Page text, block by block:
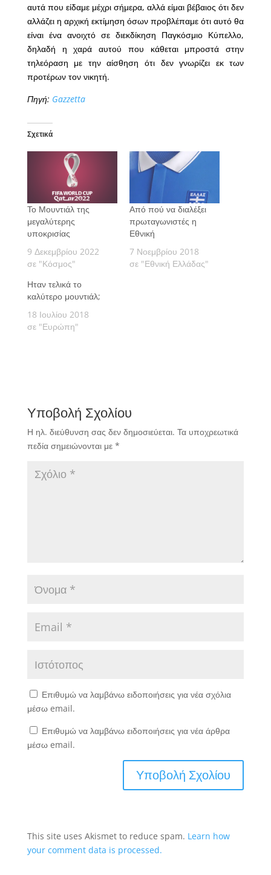
αυτά που είδαμε μέχρι σήμερα, αλλά είμαι βέβαιος ότι δεν
αλλάζει η αρχική εκτίμηση όσων προβλέπαμε ότι αυτό θα
είναι ένα ανοιχτό σε διεκδίκηση Παγκόσμιο Κύπελλο,
δηλαδή η χαρά αυτού που κάθεται μπροστά στην
τηλεόραση με την αίσθηση ότι δεν γνωρίζει εκ των
προτέρων τον νικητή.
Πηγή: Gazzetta
Σχετικά
Το Μουντιάλ της
μεγαλύτερης
υποκρισίας
9 Δεκεμβρίου 2022
σε "Κόσμος"
Από πού να διαλέξει
πρωταγωνιστές η
Εθνική
7 Νοεμβρίου 2018
σε "Εθνική Ελλάδας"
Ηταν τελικά το
καλύτερο μουντιάλ;
18 Ιουλίου 2018
σε "Ευρώπη"
Υποβολή Σχολίου
Η ηλ. διεύθυνση σας δεν δημοσιεύεται. Τα υποχρεωτικά
πεδία σημειώνονται με *
Επιθυμώ να λαμβάνω ειδοποιήσεις για νέα σχόλια
μέσω email.
Επιθυμώ να λαμβάνω ειδοποιήσεις για νέα άρθρα
μέσω email.
This site uses Akismet to reduce spam. Learn how
your comment data is processed.